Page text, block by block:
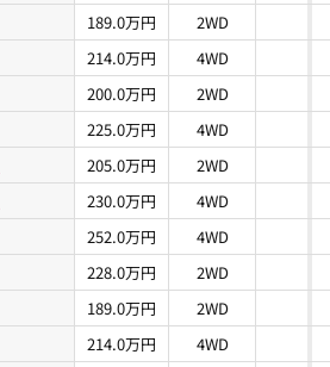
189.0万円
2WD
214.0万円
4WD
200.0万円
2WD
225.0万円
4WD
205.0万円
2WD
230.0万円
4WD
252.0万円
4WD
228.0万円
2WD
189.0万円
2WD
214.0万円
4WD